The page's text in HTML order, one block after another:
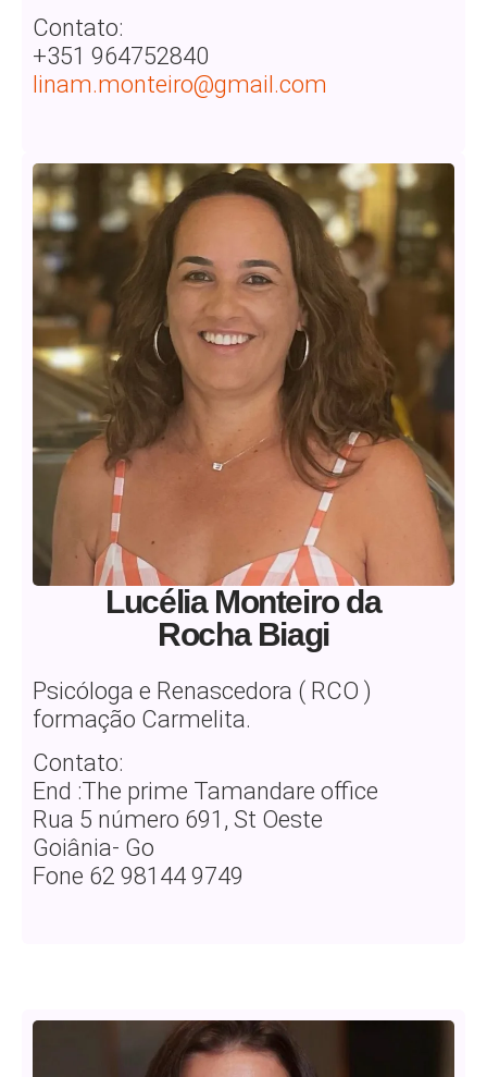
Contato:
+351 964752840
linam.monteiro@gmail.com
Lucélia Monteiro da
Rocha Biagi
Psicóloga e Renascedora ( RCO )
formação Carmelita.
Contato:
End :The prime Tamandare office
Rua 5 número 691, St Oeste
Goiânia- Go
Fone 62 98144 9749